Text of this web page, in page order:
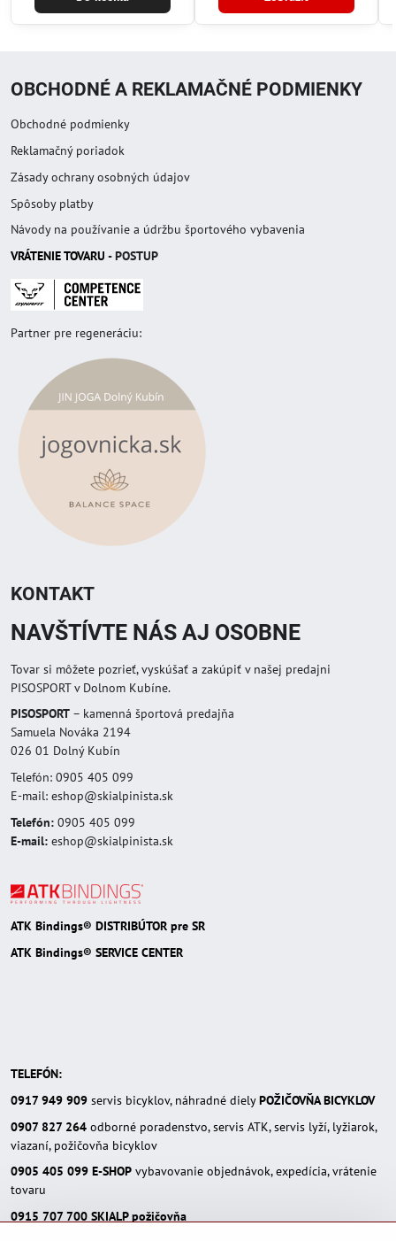
OBCHODNÉ A REKLAMAČNÉ PODMIENKY
Obchodné podmienky
Reklamačný poriadok
Zásady ochrany osobných údajov
Spôsoby platby
Návody na používanie a údržbu športového vybavenia
VRÁTENIE TOVARU - POSTUP
Partner pre regeneráciu:
KONTAKT
NAVŠTÍVTE NÁS AJ OSOBNE
Tovar si môžete pozrieť, vyskúšať a zakúpiť v našej predajni
PISOSPORT v Dolnom Kubíne.
PISOSPORT – kamenná športová predajňa
Samuela Nováka 2194
026 01 Dolný Kubín
Telefón: 0905 405 099
E-mail: eshop@skialpinista.sk
Telefón: 0905 405 099
E-mail: eshop@skialpinista.sk
ATK Bindings® DISTRIBÚTOR pre SR
ATK Bindings® SERVICE CENTER
TELEFÓN:
0917 949 909 servis bicyklov, náhradné dielyPOŽIČOVŇA BICYKLOV
0907 827 264 odborné poradenstvo, servis ATK, servis lyží, lyžiarok,
viazaní, požičovňa bicyklov
0905 405 099 E-SHOP vybavovanie objednávok, expedícia, vrátenie
tovaru
0915 707 700 SKIALP požičovňa